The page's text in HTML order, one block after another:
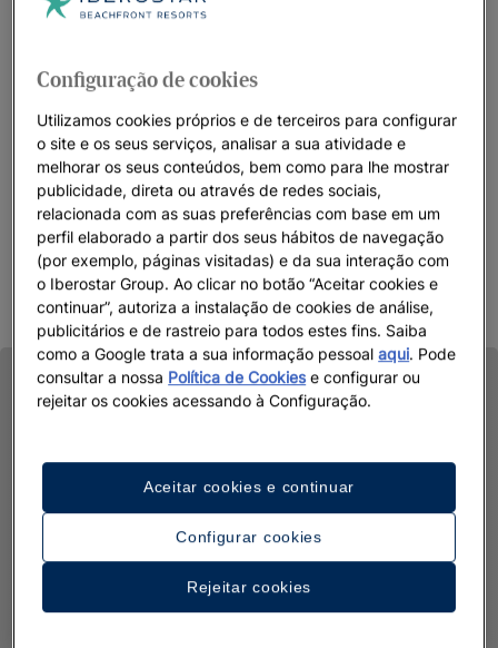
Configuração de cookies
Utilizamos cookies próprios e de terceiros para configurar
o site e os seus serviços, analisar a sua atividade e
melhorar os seus conteúdos, bem como para lhe mostrar
publicidade, direta ou através de redes sociais,
relacionada com as suas preferências com base em um
perfil elaborado a partir dos seus hábitos de navegação
(por exemplo, páginas visitadas) e da sua interação com
o Iberostar Group. Ao clicar no botão “Aceitar cookies e
continuar”, autoriza a instalação de cookies de análise,
publicitários e de rastreio para todos estes fins. Saiba
como a Google trata a sua informação pessoalaqui. Pode
consultar a nossa Política de Cookiese configurar ou
rejeitar os cookies acessando à Configuração.
Configurar cookies
Rejeitar cookies
Aceitar cookies e continuar